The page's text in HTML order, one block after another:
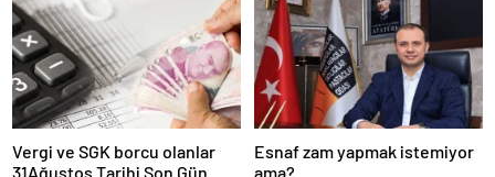
Vergi ve SGK borcu olanlar
31Ağustos Tarihi Son Gün
Esnaf zam yapmak istemiyor
ama?